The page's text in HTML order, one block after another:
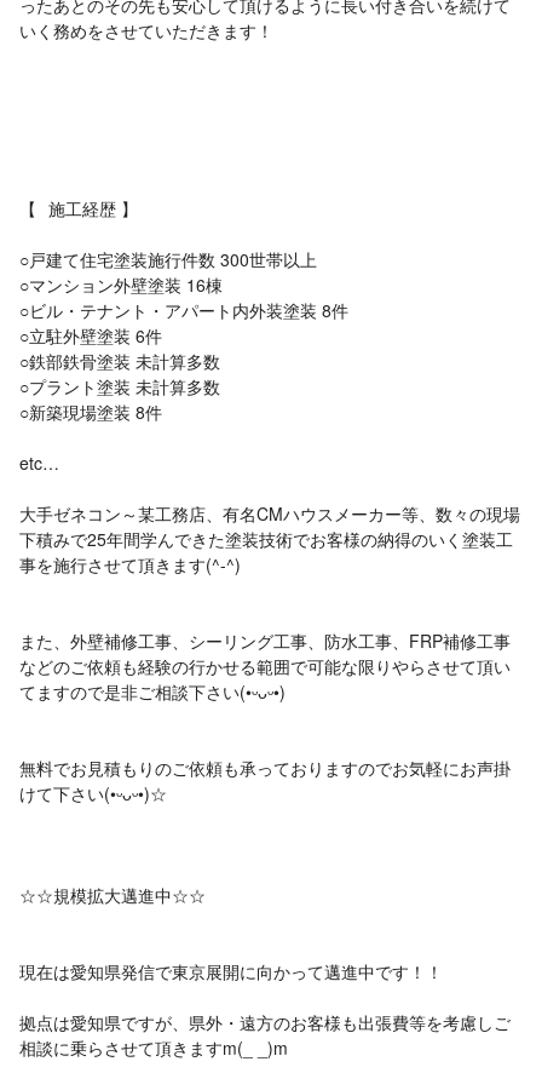
いく務めをさせていただきます！
【⠀施工経歴 】ㅤ
‎○戸建て住宅塗装施行件数 ‎300世帯以上
‎○マンション外壁塗装 ‎16棟
‎○ビル・テナント・アパート内外装塗装 ‎8件
‎○立駐外壁塗装 ‎6件
‎○鉄部鉄骨塗装 未計算多数
‎○プラント塗装 未計算多数
‎○新築現場塗装 ‎8件
etc…
大手ゼネコン～某工務店、有名CMハウスメーカー等、数々の現場
下積みで25年間学んできた塗装技術でお客様の納得のいく塗装工
事を施行させて頂きます(^-^)ゝㅤ
また、外壁補修工事、シーリング工事、防水工事、FRP補修工事
などのご依頼も経験の行かせる範囲で可能な限りやらさせて頂い
てますので是非ご相談下さい(•ᵕᴗᵕ•)
無料でお見積もりのご依頼も承っておりますのでお気軽にお声掛
けて下さい(•ᵕᴗᵕ•)☆ㅤㅤ
‎☆☆規模拡大邁進中☆☆
現在は愛知県発信で東京展開に向かって邁進中です！！
拠点は愛知県ですが、県外・遠方のお客様も出張費等を考慮しご
相談に乗らさせて頂きますm(_ _)m